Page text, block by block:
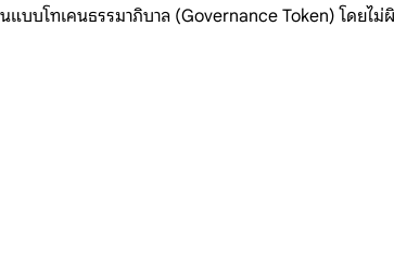
แบบโทเคนธรรมาภิบาล (Governance Token) โดยไ